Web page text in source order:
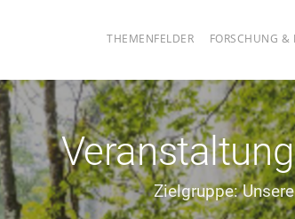
THEMENFELDER FORSCHUNG &
Zielgruppe: